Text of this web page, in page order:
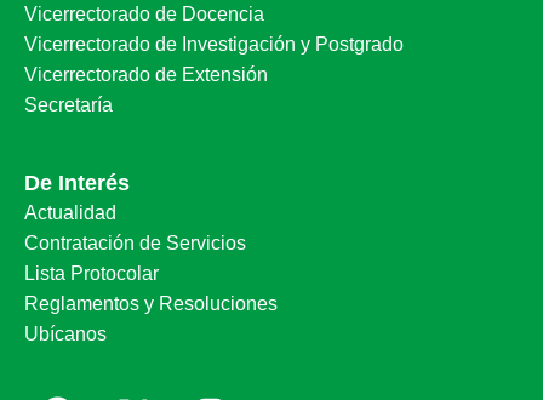
Vicerrectorado de Docencia
Vicerrectorado de Investigación y Postgrado
Vicerrectorado de Extensión
Secretaría
De Interés
Actualidad
Contratación de Servicios
Lista Protocolar
Reglamentos y Resoluciones
Ubícanos